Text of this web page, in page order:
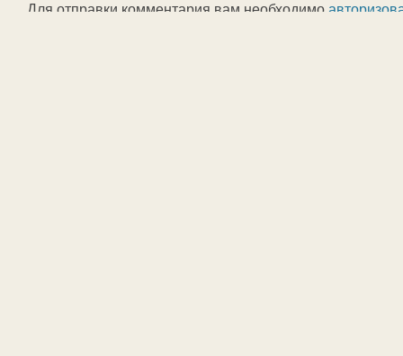
Для отправки комментария вам необходимо